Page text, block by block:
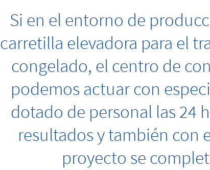
Si en el entorno de
carretilla elevadora para el
congelado, el centro de
podemos actuar con
dotado de personal las 24
resultados y también con
proyecto se